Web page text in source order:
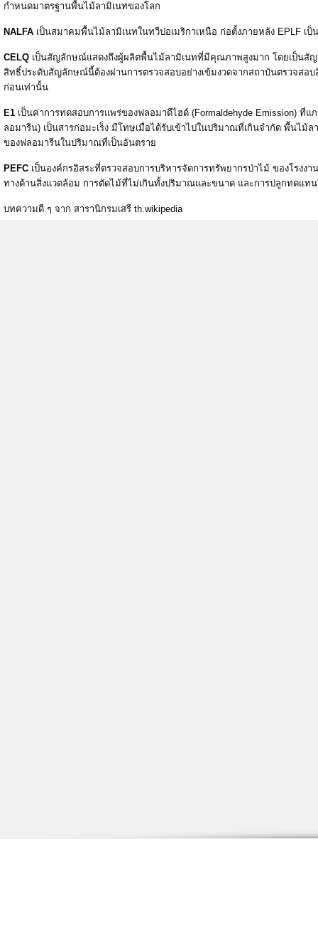
กำหนดมาตรฐานพื้นไม้ลามิเนทของโลก
NALFA เป็นสมาคมพื้นไม้ลามิเนทในทวีปอเมริกาเหนือ ก่อตั้งภายหลัง EPLF เ
CELQ เป็นสัญลักษณ์แสดงถึงผู้ผลิตพื้นไม้ลามิเนทที่มีคุณภาพสูงมาก โดยเป็นสั
สิทธิ์ประดับสัญลักษณ์นี้ต้องผ่านการตรวจสอบอย่างเข้มงวดจากสถาบันตรวจสอบ
ก่อนเท่านั้น
E1 เป็นค่าการทดสอบการแพร่ของฟลอมาดีไฮด์ (Formaldehyde Emission) ที่
ลอมารีน) เป็นสารก่อมะเร็ง มีโทษเมื่อได้รับเข้าไปในปริมาณที่เกินจำกัด พื้นไม้
ของฟลอมารีนในปริมาณที่เป็นอันตราย
PEFC เป็นองค์กรอิสระที่ตรวจสอบการบริหารจัดการทรัพยากรป่าไม้ ของโรงง
ทางด้านสิ่งแวดล้อม การตัดไม้ที่ไม่เกินทั้งปริมาณและขนาด และการปลูกทดแท
บทความดี ๆ จาก สารานิกรมเสรี th.wikipedia